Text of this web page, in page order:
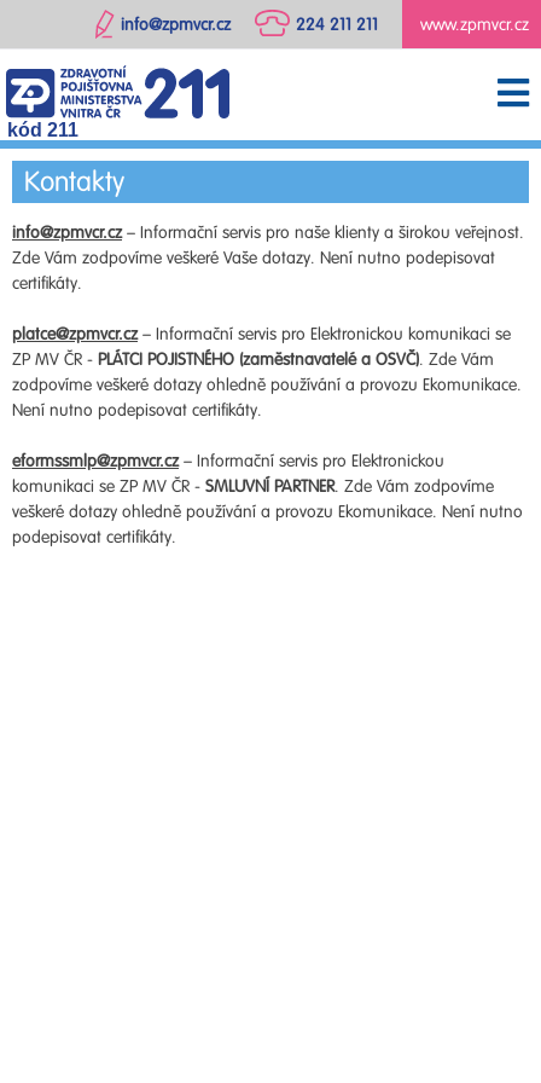
www.zpmvcr.cz
224 211 211
info@zpmvcr.cz
kód 211
Kontakty
info@zpmvcr.cz– Informační servis pro naše klienty a širokou veřejnost.
Zde Vám zodpovíme veškeré Vaše dotazy. Není nutno podepisovat
certifikáty.
platce@zpmvcr.cz– Informační servis pro Elektronickou komunikaci se
ZP MV ČR - PLÁTCI POJISTNÉHO (zaměstnavatelé a OSVČ). Zde Vám
zodpovíme veškeré dotazy ohledně používání a provozu Ekomunikace.
Není nutno podepisovat certifikáty.
eformssmlp@zpmvcr.cz– Informační servis pro Elektronickou
komunikaci se ZP MV ČR - SMLUVNÍ PARTNER. Zde Vám zodpovíme
veškeré dotazy ohledně používání a provozu Ekomunikace. Není nutno
podepisovat certifikáty.